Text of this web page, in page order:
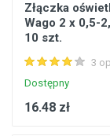
Złączka
Wago 2 x 0,5-
10 szt.
3
Dostępny
16.48 zł